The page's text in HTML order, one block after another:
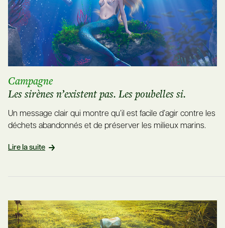
Campagne
Les sirènes n’existent pas. Les poubelles si.
Un message clair qui montre qu’il est facile d’agir contre les
déchets abandonnés et de préserver les milieux marins.
Lire la suite